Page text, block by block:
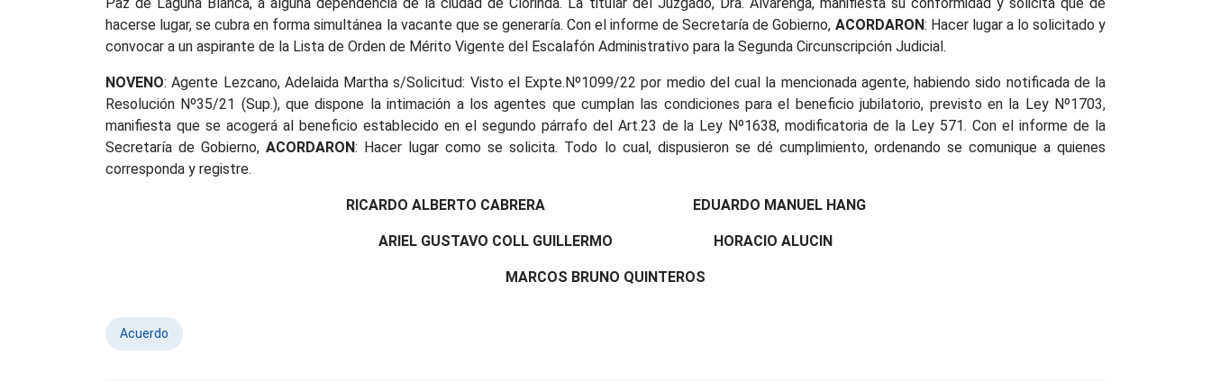
hacerse lugar, se cubra en forma simultánea la vacante que se generaría. Con el informe de Secretaría de Gobierno, ACORDARON: Hacer lugar a lo solicitado y
convocar a un aspirante de la Lista de Orden de Mérito Vigente del Escalafón Administrativo para la Segunda Circunscripción Judicial.
NOVENO: Agente Lezcano, Adelaida Martha s/Solicitud: Visto el Expte.Nº1099/22 por medio del cual la mencionada agente, habiendo sido notificada de la
Resolución Nº35/21 (Sup.), que dispone la intimación a los agentes que cumplan las condiciones para el beneficio jubilatorio, previsto en la Ley Nº1703,
manifiesta que se acogerá al beneficio establecido en el segundo párrafo del Art.23 de la Ley Nº1638, modificatoria de la Ley 571. Con el informe de la
Secretaría de Gobierno,ACORDARON: Hacer lugar como se solicita. Todo lo cual, dispusieron se dé cumplimiento, ordenando se comunique a quienes
corresponda y registre.
RICARDO ALBERTO CABRERA EDUARDO MANUEL HANG
ARIEL GUSTAVO COLL GUILLERMO HORACIO ALUCIN
MARCOS BRUNO QUINTEROS
Acuerdo